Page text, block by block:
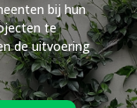
bij hun
te
de uitvoering